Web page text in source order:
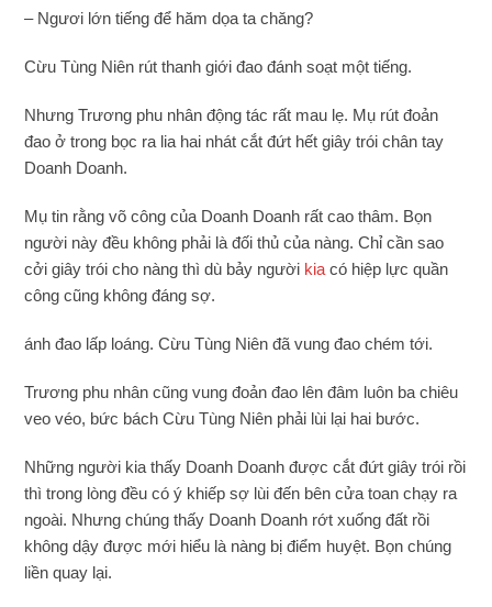
– Ngươi lớn tiếng để hăm dọa ta chăng?
Cừu Tùng Niên rút thanh giới đao đánh soạt một tiếng.
Nhưng Trương phu nhân động tác rất mau lẹ. Mụ rút đoản
đao ở trong bọc ra lia hai nhát cắt đứt hết giây trói chân tay
Doanh Doanh.
Mụ tin rằng võ công của Doanh Doanh rất cao thâm. Bọn
người này đều không phải là đối thủ của nàng. Chỉ cần sao
cởi giây trói cho nàng thì dù bảy người kia có hiệp lực quần
công cũng không đáng sợ.
ánh đao lấp loáng. Cừu Tùng Niên đã vung đao chém tới.
Trương phu nhân cũng vung đoản đao lên đâm luôn ba chiêu
veo véo, bức bách Cừu Tùng Niên phải lùi lại hai bước.
Những người kia thấy Doanh Doanh được cắt đứt giây trói rồi
thì trong lòng đều có ý khiếp sợ lùi đến bên cửa toan chạy ra
ngoài. Nhưng chúng thấy Doanh Doanh rớt xuống đất rồi
không dậy được mới hiểu là nàng bị điểm huyệt. Bọn chúng
liền quay lại.